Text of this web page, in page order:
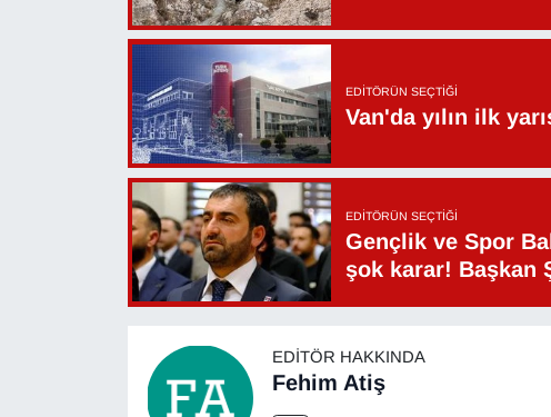
EDITÖRÜN SEÇTIĞI
Van'da yılın ilk
EDITÖRÜN SEÇTIĞI
Gençlik ve Spor
şok karar! Başkan
EDITÖR HAKKINDA
Fehim Atiş